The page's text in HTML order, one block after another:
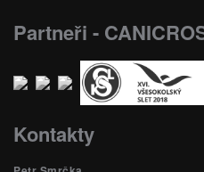
Partneři -
Kontakty